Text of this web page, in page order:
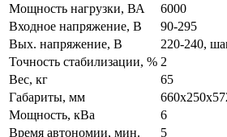
Мощность нагрузки, ВА
6000
Входное напряжение, В
90-295
Вых. напряжение, В
220-240,
Точность стабилизации, % 2
Вес, кг
65
Габариты, мм
Мощность, кВа
6
Время автономии, мин.
5